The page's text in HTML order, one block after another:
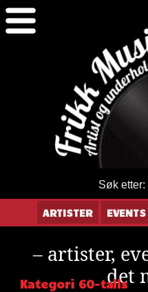
Søk etter:
ARTISTER EVENTS
– artister,
det
Kategori 60-talls